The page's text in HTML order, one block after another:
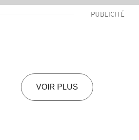
PUBLICITÉ
VOIR PLUS